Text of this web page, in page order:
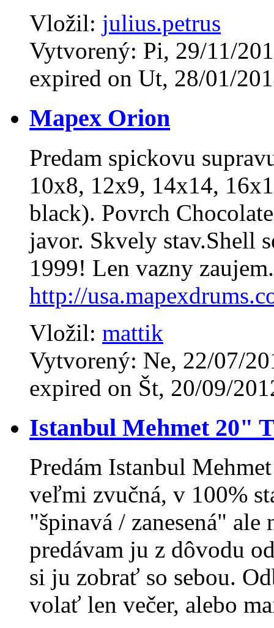
Vložil: julius.petrus
Vytvorený: Pi, 29/11/
expired on Ut, 28/01/
Mapex Orion
Predam spickovu
10x8, 12x9, 14x14,
black). Povrch
javor. Skvely stav.Shell
1999! Len vazny
http://
Vložil: mattik
Vytvorený: Ne, 22/07/
expired on Št, 20/09/
Istanbul Mehmet 20"
Predám Istanbul
veľmi zvučná, v 100%
"špinavá / zanesená"
predávam ju z dôvodu
si ju zobrať so sebou.
volať len večer, alebo